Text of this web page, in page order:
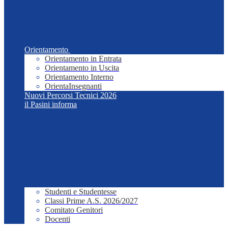
Orientamento
Orientamento in Entrata
Orientamento in Uscita
Orientamento Interno
OrientaInsegnanti
Nuovi Percorsi Tecnici 2026
il Pasini informa
Studenti e Studentesse
Classi Prime A.S. 2026/2027
Comitato Genitori
Docenti